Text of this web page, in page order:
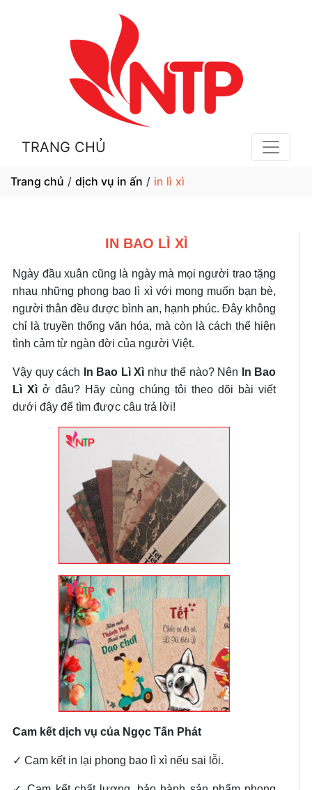
TRANG CHỦ
Trang chủ / dịch vụ in ấn / in lì xì
IN BAO LÌ XÌ
Ngày đầu xuân cũng là ngày mà mọi người trao tặng
nhau những phong bao lì xì với mong muốn bạn bè,
người thân đều được bình an, hạnh phúc. Đây không
chỉ là truyền thống văn hóa, mà còn là cách thể hiện
tình cảm từ ngàn đời của người Việt.
Vậy quy cách In Bao Lì Xì như thế nào? Nên
In Bao
Lì Xì ở đâu? Hãy cùng chúng tôi theo dõi bài viết
dưới đây để tìm được câu trả lời!
Cam kết dịch vụ của Ngọc Tấn Phát
✓ Cam kết in lại phong bao lì xì nếu sai lỗi.